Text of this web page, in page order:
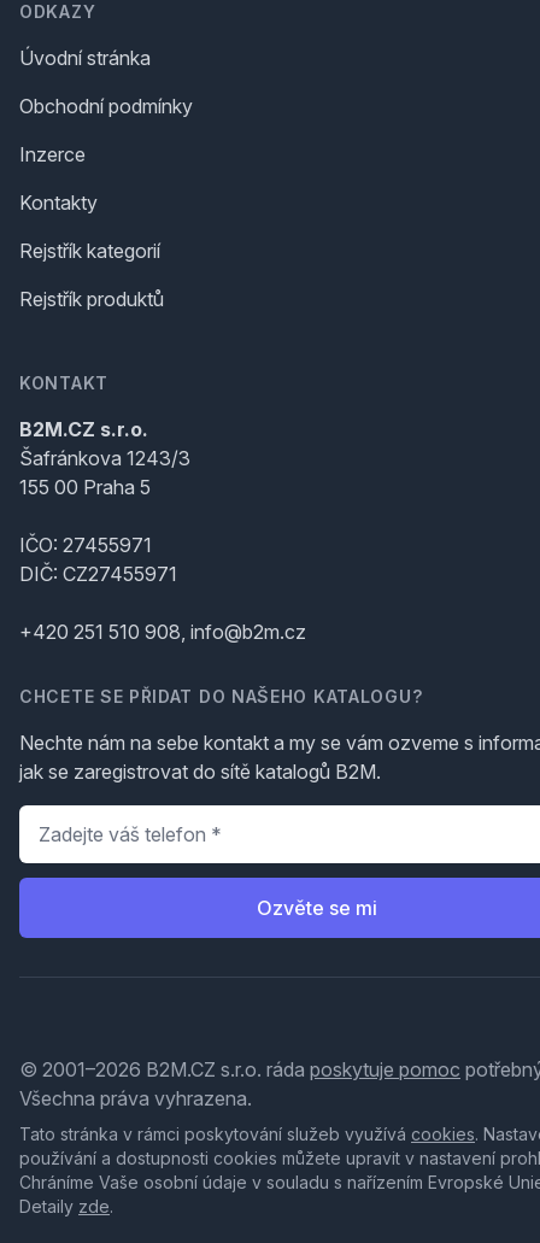
ODKAZY
Úvodní stránka
Obchodní podmínky
Inzerce
Kontakty
Rejstřík kategorií
Rejstřík produktů
KONTAKT
B2M.CZ s.r.o.
Šafránkova 1243/3
155 00 Praha 5
IČO: 27455971
DIČ: CZ27455971
+420 251 510 908, info@b2m.cz
CHCETE SE PŘIDAT DO NAŠEHO KATALOGU?
Nechte nám na sebe kontakt a my se vám ozveme s
jak se zaregistrovat do sítě katalogů B2M.
Telefon
Ozvěte se mi
© 2001–2026 B2M.CZ s.r.o. ráda poskytuje pomoc
Všechna práva vyhrazena.
Tato stránka v rámci poskytování služeb využívá cookies.
používání a dostupnosti cookies můžete upravit v nastavení
Chráníme Vaše osobní údaje v souladu s nařízením Evropské
Detaily zde.